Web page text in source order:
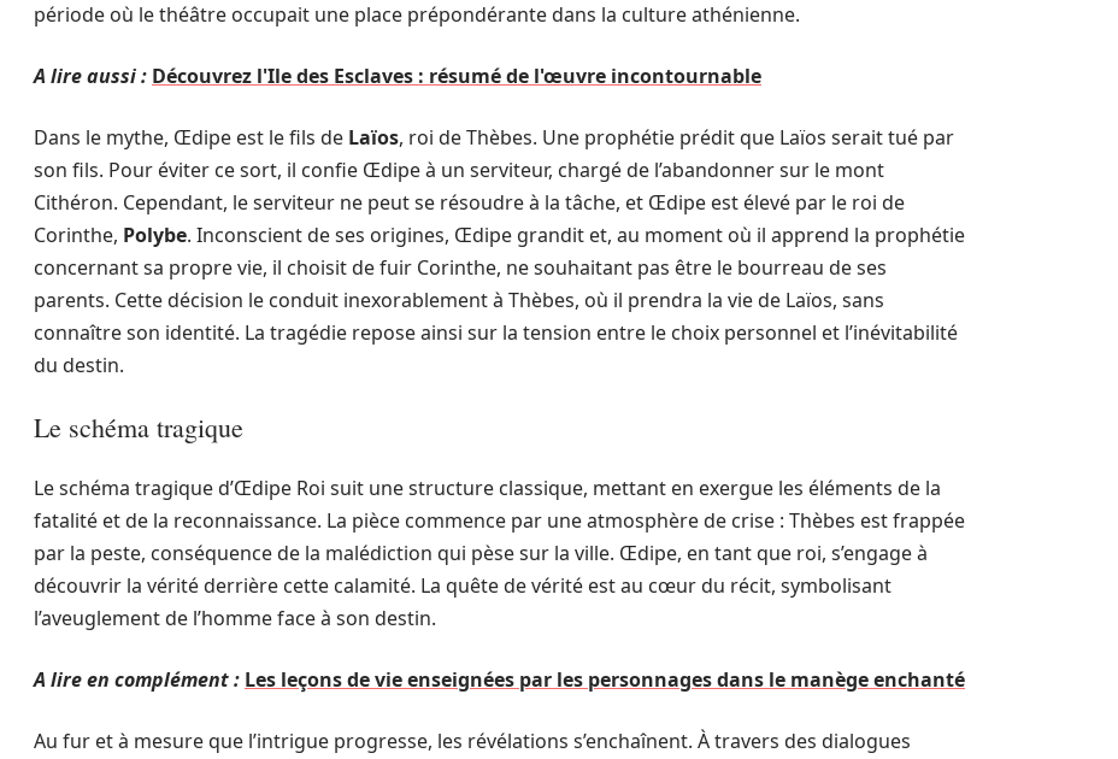
période où le théâtre occupait une place prépondérante dans la culture athénienne.
A lire aussi : Découvrez l'Ile des Esclaves : résumé de l'œuvre incontournable
Dans le mythe, Œdipe est le fils de Laïos, roi de Thèbes. Une prophétie prédit que Laïos serait tué par
son fils. Pour éviter ce sort, il confie Œdipe à un serviteur, chargé de l’abandonner sur le mont
Cithéron. Cependant, le serviteur ne peut se résoudre à la tâche, et Œdipe est élevé par le roi de
Corinthe, Polybe. Inconscient de ses origines, Œdipe grandit et, au moment où il apprend la prophétie
concernant sa propre vie, il choisit de fuir Corinthe, ne souhaitant pas être le bourreau de ses
parents. Cette décision le conduit inexorablement à Thèbes, où il prendra la vie de Laïos, sans
connaître son identité. La tragédie repose ainsi sur la tension entre le choix personnel et l’inévitabilité
du destin.
Le schéma tragique
Le schéma tragique d’Œdipe Roi suit une structure classique, mettant en exergue les éléments de la
fatalité et de la reconnaissance. La pièce commence par une atmosphère de crise : Thèbes est frappée
par la peste, conséquence de la malédiction qui pèse sur la ville. Œdipe, en tant que roi, s’engage à
découvrir la vérité derrière cette calamité. La quête de vérité est au cœur du récit, symbolisant
l’aveuglement de l’homme face à son destin.
A lire en complément : Les leçons de vie enseignées par les personnages dans le manège enchanté
Au fur et à mesure que l’intrigue progresse, les révélations s’enchaînent. À travers des dialogues